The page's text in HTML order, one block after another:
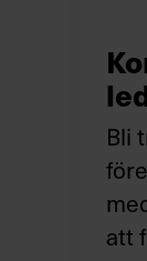
Bli
att